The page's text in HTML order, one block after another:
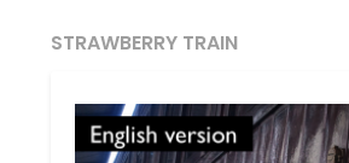
STRAWBERRY TRAIN